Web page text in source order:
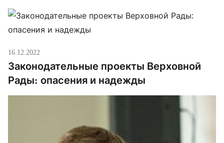
16.12.2022
Законодательные проекты Верховной
Рады: опасения и надежды